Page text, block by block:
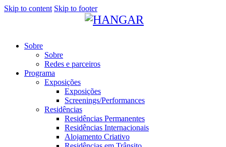
Skip to content Skip to footer
Sobre
Sobre
Redes e parceiros
Programa
Exposições
Exposições
Screenings/Performances
Residências
Residências Permanentes
Residências Internacionais
Alojamento Criativo